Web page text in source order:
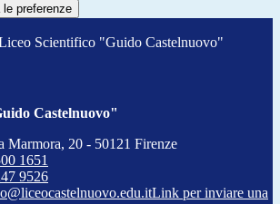
le preferenze
Scientifico "Guido Castelnuovo"
Castelnuovo"
Marmora, 20 - 50121 Firenze
1651
9526
Link per inviare una